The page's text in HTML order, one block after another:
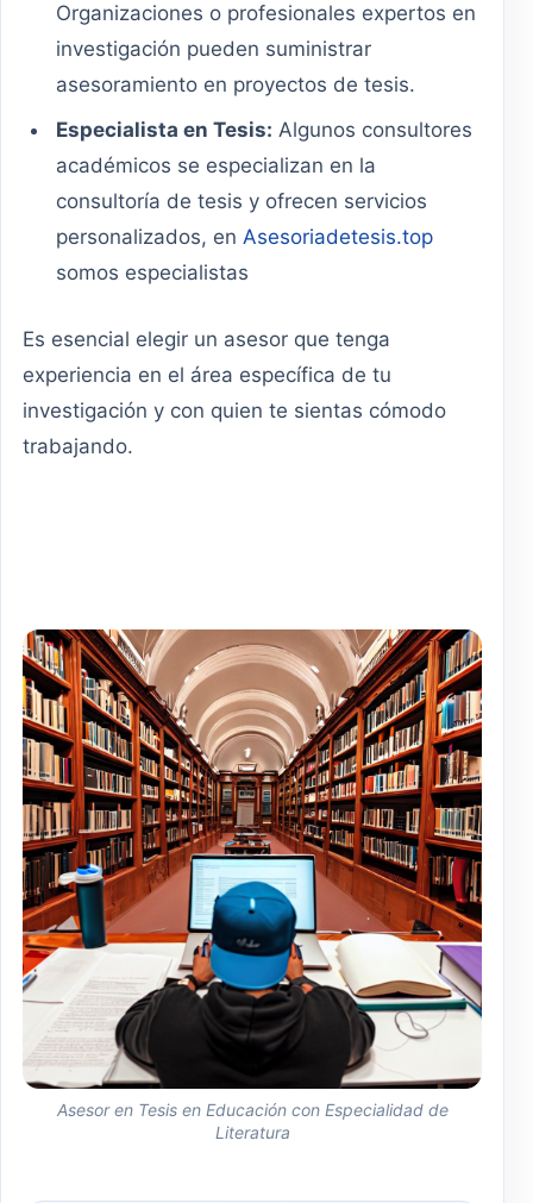
Organizaciones o profesionales expertos en
investigación pueden suministrar
asesoramiento en proyectos de tesis.
Especialista en Tesis: Algunos consultores
académicos se especializan en la
consultoría de tesis y ofrecen servicios
personalizados, enAsesoriadetesis.top
somos especialistas
Es esencial elegir un asesor que tenga
experiencia en el área específica de tu
investigación y con quien te sientas cómodo
trabajando.
Asesor en Tesis en Educación con Especialidad de
Literatura